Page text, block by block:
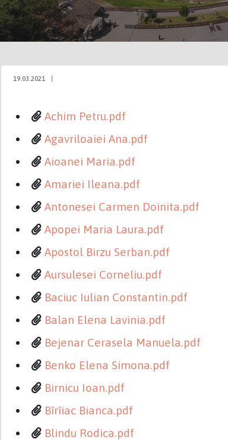
19.03.2021
Achim Petru.pdf
Agavriloaiei Ana.pdf
Aioanei Maria.pdf
Amariei Ileana.pdf
Antonesei Carmen Doinita.pdf
Apopei Maria Laura.pdf
Apostol Birzu Serban.pdf
Aursulesei Corneliu.pdf
Baciuc Iulian Constantin.pdf
Balan Elena Lavinia.pdf
Bejenar Cerasela Manuela.pdf
Benko Elena Simona.pdf
Birnicu Ioan.pdf
Bîrîiac Bianca.pdf
Blindu Rodica.pdf